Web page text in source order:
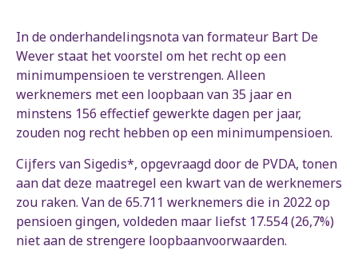
In de onderhandelingsnota van formateur Bart De
Wever staat het voorstel om het recht op een
minimumpensioen te verstrengen. Alleen
werknemers met een loopbaan van 35 jaar en
minstens 156 effectief gewerkte dagen per jaar,
zouden nog recht hebben op een minimumpensioen.
Cijfers van Sigedis*, opgevraagd door de PVDA, tonen
aan dat deze maatregel een kwart van de werknemers
zou raken. Van de 65.711 werknemers die in 2022 op
pensioen gingen, voldeden maar liefst 17.554 (26,7%)
niet aan de strengere loopbaanvoorwaarden.